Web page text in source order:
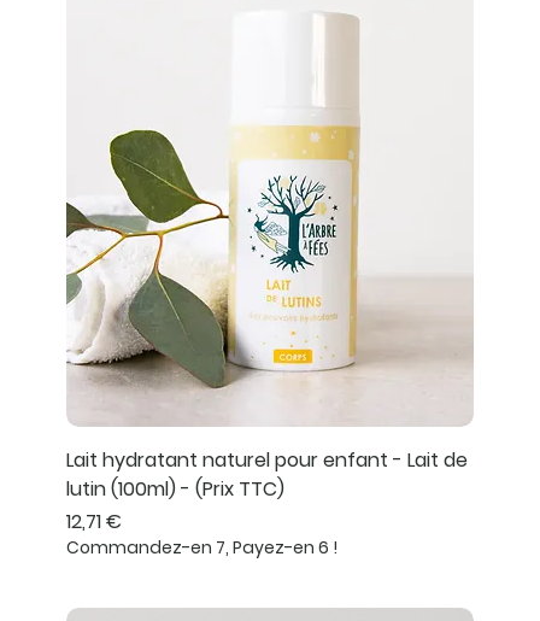
Lait hydratant naturel pour enfant - Lait de
lutin (100ml) - (Prix TTC)
Prix
12,71 €
Commandez-en 7, Payez-en 6 !